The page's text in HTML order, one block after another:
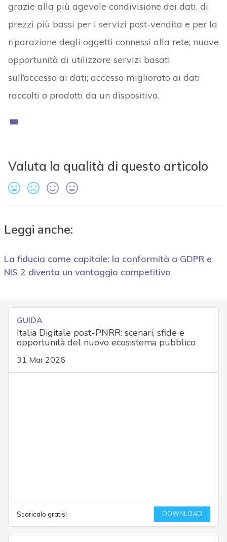
grazie alla più agevole condivisione dei dati, di
prezzi più bassi per i servizi post-vendita e per la
riparazione degli oggetti connessi alla rete; nuove
opportunità di utilizzare servizi basati
sull’accesso ai dati; accesso migliorato ai dati
raccolti o prodotti da un dispositivo.
Valuta la qualità di questo articolo
Leggi anche:
La fiducia come capitale: la conformità a GDPR e
NIS 2 diventa un vantaggio competitivo
GUIDA
Italia Digitale post-PNRR: scenari, sfide e
opportunità del nuovo ecosistema pubblico
31 Mar 2026
Scaricalo gratis! DOWNLOAD